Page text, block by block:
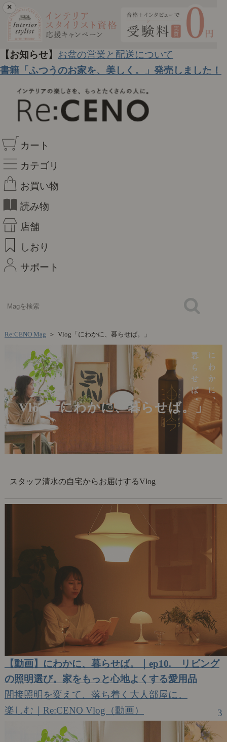
×
【お知らせ】 お盆の営業と配送について
書籍「ふつうのお家を、美しく。」発売しました！
カート
カテゴリ
お買い物
読み物
店舗
しおり
サポート
Re:CENO Mag ＞ Vlog「にわかに、暮らせば。」
Vlog「にわかに、暮らせば。」
スタッフ清水の自宅からお届けするVlog
【動画】にわかに、暮らせば。｜ep10. リビング
の照明選び。家をもっと心地よくする愛用品
間接照明を変えて、落ち着く大人部屋に。
楽しむ｜Re:CENO Vlog（動画）
3